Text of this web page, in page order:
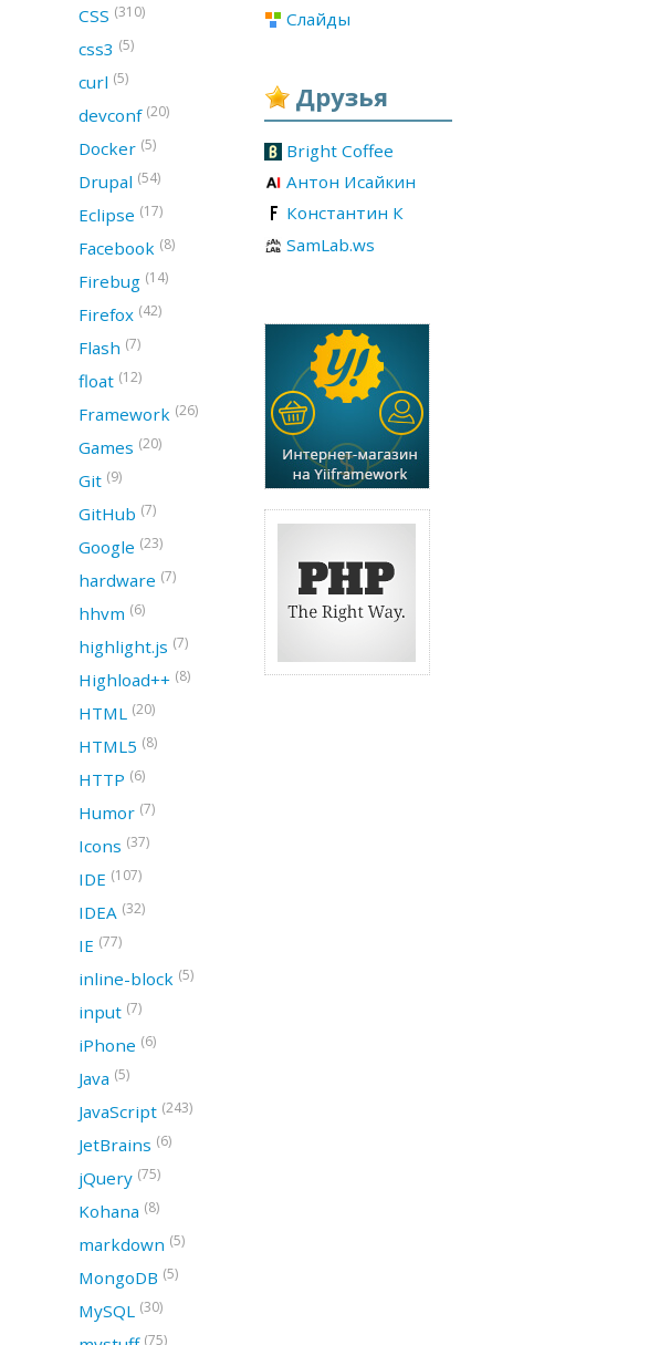
Слайды
Друзья
Bright Coffee
Антон Исайкин
Константин К
SamLab.ws
CSS (310)
css3 (5)
curl (5)
devconf (20)
Docker (5)
Drupal (54)
Eclipse (17)
Facebook (8)
Firebug (14)
Firefox (42)
Flash (7)
float (12)
Framework (26)
Games (20)
Git (9)
GitHub (7)
Google (23)
hardware (7)
hhvm (6)
highlight.js (7)
Highload++ (8)
HTML (20)
HTML5 (8)
HTTP (6)
Humor (7)
Icons (37)
IDE (107)
IDEA (32)
IE (77)
inline-block (5)
input (7)
iPhone (6)
Java (5)
JavaScript (243)
JetBrains (6)
jQuery (75)
Kohana (8)
markdown (5)
MongoDB (5)
MySQL (30)
(75)